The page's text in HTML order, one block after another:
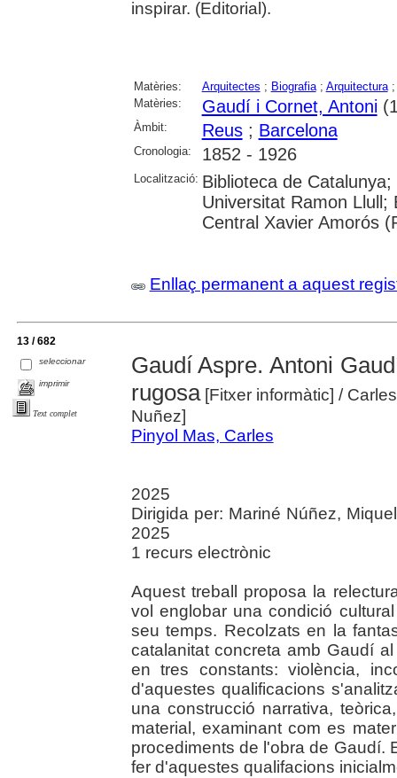
inspirar. (Editorial).
Matèries: Arquitectes ; Biografia; Arquitectura
Matèries:
Gaudí i Cornet, Antoni
Àmbit: Reus; Barcelona
Cronologia: 1852 - 1926
Localització: Biblioteca de
Universitat Ramon Llull;
Central Xavier Amorós
Enllaç permanent a aquest
13 / 682
seleccionar
imprimir
Text complet
Gaudí Aspre. Antoni
rugosa[Fitxer informàtic] /
Nuñez]
Pinyol Mas, Carles
2025
Dirigida per: Mariné Núñez,
2025
1 recurs electrònic
Aquest treball proposa la
vol englobar una condició
seu temps. Recolzats en la
catalanitat concreta amb Gaudí
en tres constants: violència,
d'aquestes qualificacions
una construcció narrativa,
material, examinant com es
procediments de l'obra de Gaudí.
fer d'aquestes qualifacions